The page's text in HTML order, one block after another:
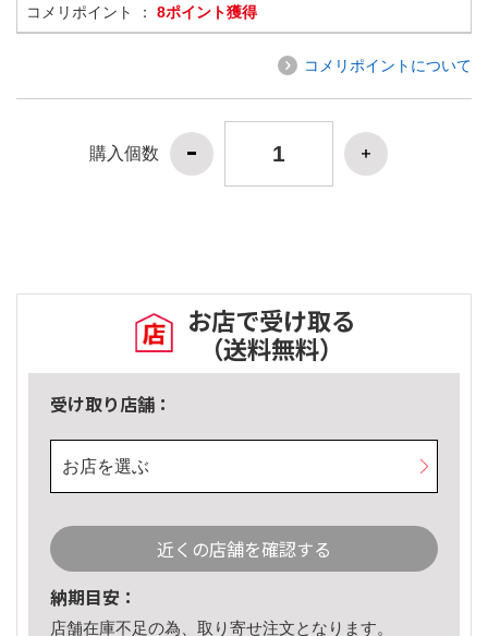
コメリポイント ： 8ポイント獲得
コメリポイントについて
購入個数
お店で受け取る
（送料無料）
受け取り店舗：
お店を選ぶ
近くの店舗を確認する
納期目安：
店舗在庫不足の為、取り寄せ注文となります。